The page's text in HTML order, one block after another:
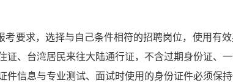
考要求，选择与自己条件相符的招聘岗位，使用有
、台湾居民来往大陆通行证，不含过期身份证、
件信息与专业测试、面试时使用的身份证件必须保持